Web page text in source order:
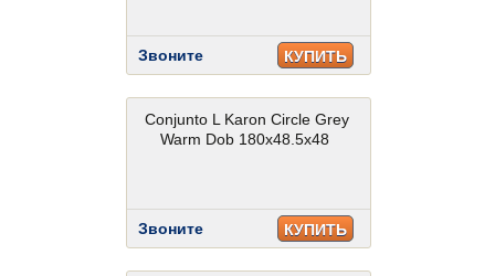
Звоните КУПИТЬ
Conjunto L Karon Circle Grey
Warm Dob 180x48.5x48
Звоните КУПИТЬ